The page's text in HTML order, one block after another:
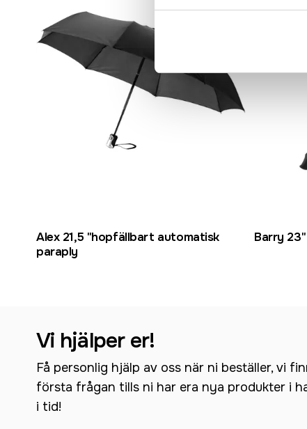
Alex 21,5 "hopfällbart automatisk
paraply
Barry
Vi hjälper er!
Få personlig hjälp av oss när ni beställer, vi
första frågan tills ni har era nya produkter i
i tid!